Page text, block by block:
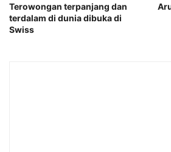
Terowongan terpanjang dan
terdalam di dunia dibuka di
Swiss